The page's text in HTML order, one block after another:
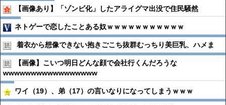
【画像あり】「ゾンビ化」したアライグマ出没で住民騒然
ネトゲーで恋したことある奴ｗｗｗｗｗｗｗｗｗｗｗ
着衣から想像できない抱きごこち抜群むっちり美巨乳、ハメま
【画像】こいつ明日どんな顔で会社行くんだろうな
wwwwwwwwwwwwwwwww
ワイ（19）、弟（17）の言いなりになってしまうｗｗｗ